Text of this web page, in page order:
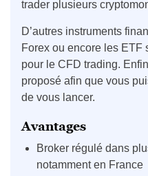
trader plusieurs
D’autres instruments
Forex ou encore les
pour le CFD trading.
proposé afin que vous
de vous lancer.
Avantages
Broker régulé dans
notamment en France